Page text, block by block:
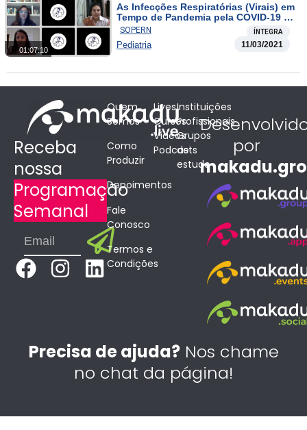
01:07:10
As Infecções Respiratórias (Virais) em
Tempo de Pandemia pela COVID-19 e
o Retorno Escolar
SOPERN ÍNTEGRA
Pediatria 11/03/2021
Receba
nossa
Programação
Semanal
Email Submit
F
b
k
I
a
a
L
e
d
n
Quem
Somos
Como
Produzir
Depoimentos
Fale
Conosco
Termos e
Condições
Lives
Cursos
Vídeos
Podcasts
Instituições
Profissionais
Grupos
de
estudo
por
Precisa de ajuda?Nos chame
no chat da página!